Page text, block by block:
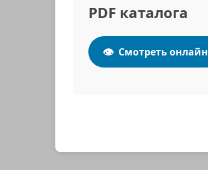
PDF каталога
👁️ Смотреть онлайн